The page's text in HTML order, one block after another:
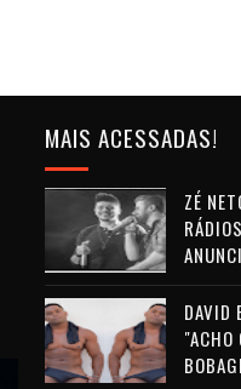
MAIS ACESSADAS!
ZÉ
DAVID
"ACHO